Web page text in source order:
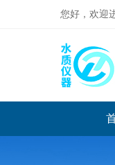
您好，欢迎